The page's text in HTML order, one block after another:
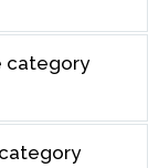
category